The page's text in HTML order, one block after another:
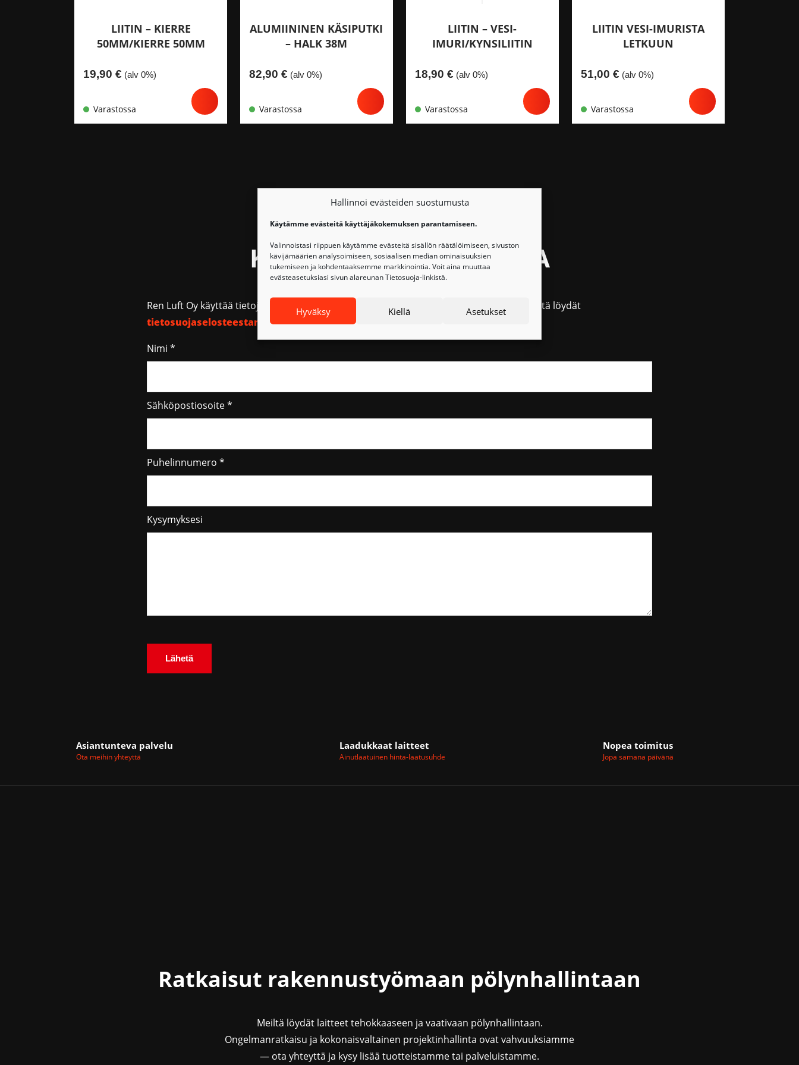
Hallinnoi evästeiden suostumusta
Käytämme evästeitä käyttäjäkokemuksen parantamiseen.
Valinnoistasi riippuen käytämme evästeitä sisällön räätälöimiseen, sivuston
kävijämäärien analysoimiseen, sosiaalisen median ominaisuuksien
tukemiseen ja kohdentaaksemme markkinointia. Voit aina muuttaa
evästeasetuksiasi sivun alareunan Tietosuoja-linkistä.
Hyväksy Kiellä Asetukset
LIITIN – KIERRE
50MM/KIERRE 50MM
19,90 € (alv 0%)
Varastossa
ALUMIININEN KÄSIPUTKI
– HALK 38M
82,90 € (alv 0%)
Varastossa
LIITIN – VESI-
IMURI/KYNSILIITIN
18,90 € (alv 0%)
Varastossa
LIITIN VESI-IMURISTA
LETKUUN
51,00 € (alv 0%)
Varastossa
KYSY LISÄÄ TUOTTEESTA
Ren Luft Oy käyttää tietoja tarjouspyynnön ja yhteydenottoon. Lisätietoja tietojen käytöstä löydät
tietosuojaselosteestamme.
Nimi *
Sähköpostiosoite *
Puhelinnumero *
Kysymyksesi
Asiantunteva palvelu
Ota meihin yhteyttä
Laadukkaat laitteet
Ainutlaatuinen hinta-laatusuhde
Nopea toimitus
Jopa samana päivänä
Ratkaisut rakennustyömaan pölynhallintaan
Meiltä löydät laitteet tehokkaaseen ja vaativaan pölynhallintaan.
Ongelmanratkaisu ja kokonaisvaltainen projektinhallinta ovat vahvuuksiamme
— ota yhteyttä ja kysy lisää tuotteistamme tai palveluistamme.